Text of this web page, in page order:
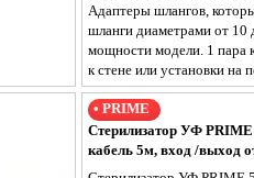
Адаптеры шлангов,
шланги диаметрами от 10
мощности модели. 1 пара
к стене или установки на
• PRIME
Стерилизатор УФ
кабель 5м, вход /выход